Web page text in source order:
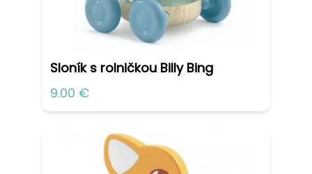
Sloník s rolničkou Billy Bing
9.00 €